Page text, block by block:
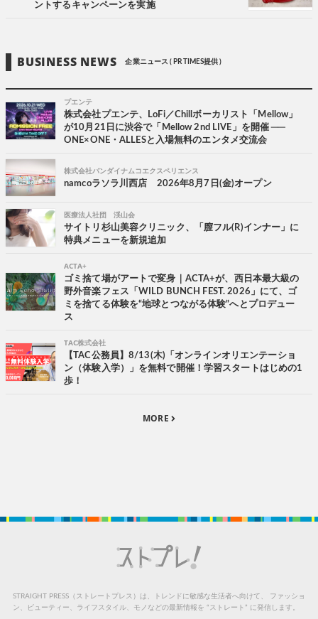
ントするキャンペーンを実施
BUSINESS NEWS 企業ニュース ( PR TIMES提供 )
プエンテ
株式会社プエンテ、LoFi／Chillボーカリスト「Mellow」
が10月21日に渋谷で「Mellow 2nd LIVE」を開催 ──
ONE×ONE・ALLESと入場無料のエンタメ交流会
株式会社バンダイナムコエクスペリエンス
namcoラソラ川西店 2026年8月7日(金)オープン
医療法人社団 渓山会
サイトリ杉山美容クリニック、「膣フル(R)インナー」に
特典メニューを新規追加
ACTA+
ゴミ捨て場がアートで変身｜ACTA+が、西日本最大級の
野外音楽フェス「WILD BUNCH FEST. 2026」にて、ゴ
ミを捨てる体験を“地球とつながる体験”へとプロデュー
ス
TAC株式会社
【TAC公務員】8/13(木)「オンラインオリエンテーショ
ン（体験入学）」を無料で開催！学習スタートはじめの1
歩！
MORE
STRAIGHT PRESS（ストレートプレス）は、トレンドに敏感な生活者へ向けて、
ファッショ
ン、ビューティー、ライフスタイル、モノなどの最新情報を “ストレート” に発信します。